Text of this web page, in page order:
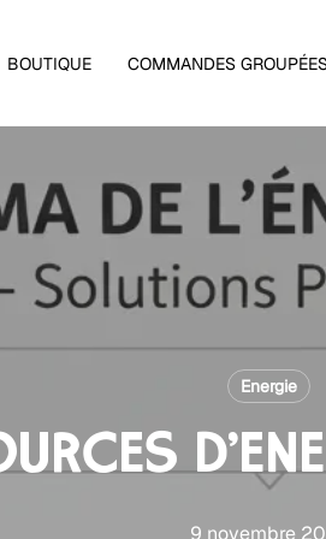
BOUTIQUE COMMANDES
Energie
9 novembre